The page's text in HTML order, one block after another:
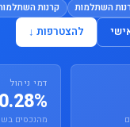
השתלמות קרנות
להצטרפות ↓
דמי ניהול
0.28%
מהנכסים